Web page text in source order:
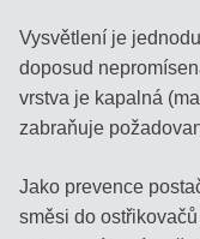
Vysvětlení je
doposud
vrstva je kapalná
zabraňuje
Jako prevence
směsi do